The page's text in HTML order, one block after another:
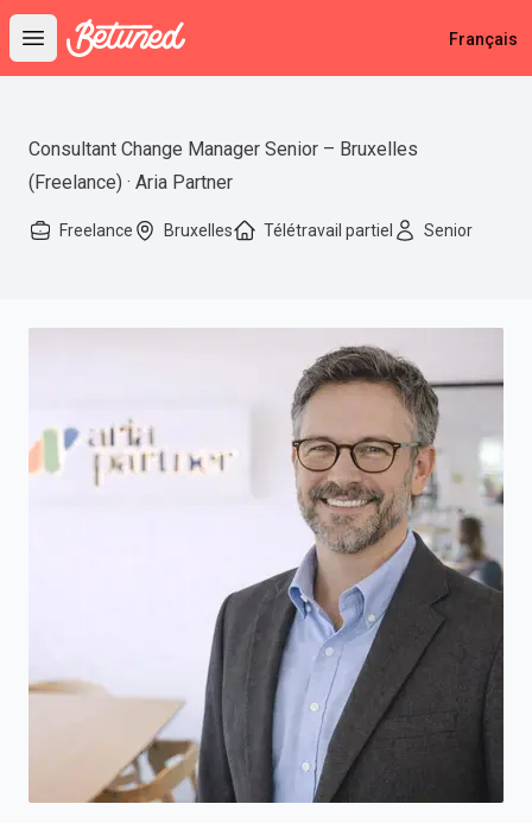
Open main menu
Betuned Français
Consultant Change Manager Senior – Bruxelles
(Freelance) · Aria Partner
Freelance Bruxelles Télétravail partiel Senior